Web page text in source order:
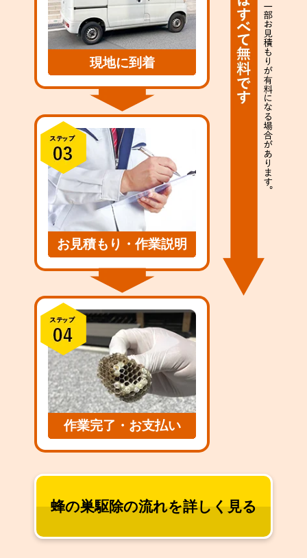
現地に到着
お見積もり・作業説明
作業完了・お支払い
蜂の巣駆除の流れを詳しく見る